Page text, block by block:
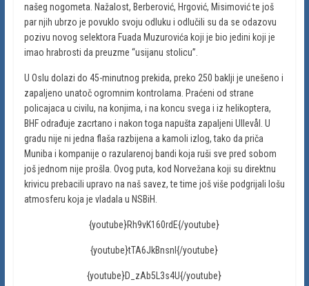
našeg nogometa. Nažalost, Berberović, Hrgović, Misimović te još
par njih ubrzo je povuklo svoju odluku i odlučili su da se odazovu
pozivu novog selektora Fuada Muzurovića koji je bio jedini koji je
imao hrabrosti da preuzme “usijanu stolicu”.
U Oslu dolazi do 45-minutnog prekida, preko 250 baklji je unešeno i
zapaljeno unatoč ogromnim kontrolama. Praćeni od strane
policajaca u civilu, na konjima, i na koncu svega i iz helikoptera,
BHF odrađuje zacrtano i nakon toga napušta zapaljeni Ullevål. U
gradu nije ni jedna flaša razbijena a kamoli izlog, tako da priča
Muniba i kompanije o razularenoj bandi koja ruši sve pred sobom
još jednom nije prošla. Ovog puta, kod Norvežana koji su direktnu
krivicu prebacili upravo na naš savez, te time još više podgrijali lošu
atmosferu koja je vladala u NSBiH.
{youtube}Rh9vK160rdE{/youtube}
{youtube}tTA6JkBnsnI{/youtube}
{youtube}D_zAb5L3s4U{/youtube}